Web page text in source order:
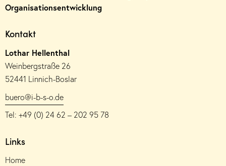
Organisationsentwicklung
Kontakt
Lothar Hellenthal
Weinbergstraße 26
52441 Linnich-Boslar
buero@i-b-s-o.de
Tel: +49 (0) 24 62 – 202 95 78
Links
Home